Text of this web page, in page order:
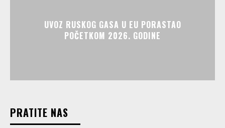
UVOZ RUSKOG GASA U EU PORASTAO
POČETKOM 2026. GODINE
PRATITE NAS